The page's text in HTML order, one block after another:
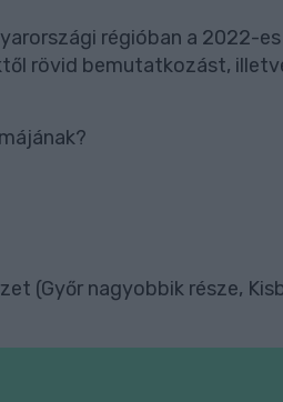
régióban a 2022-es
rövid bemutatkozást,
(Győr nagyobbik része,